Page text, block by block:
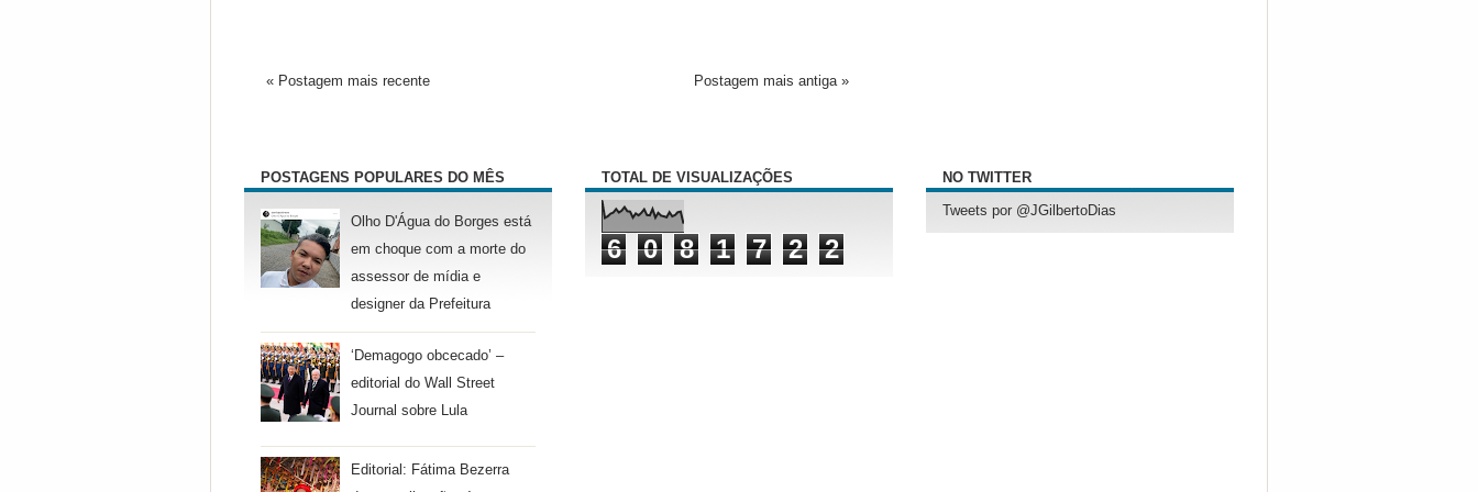
« Postagem mais recente Postagem mais antiga »
POSTAGENS POPULARES DO MÊS
Olho D'Água do Borges está
em choque com a morte do
assessor de mídia e
designer da Prefeitura
‘Demagogo obcecado’ –
editorial do Wall Street
Journal sobre Lula
Editorial: Fátima Bezerra
TOTAL DE VISUALIZAÇÕES
6 0 8 1 7 2 2
NO TWITTER
Tweets por @JGilbertoDias